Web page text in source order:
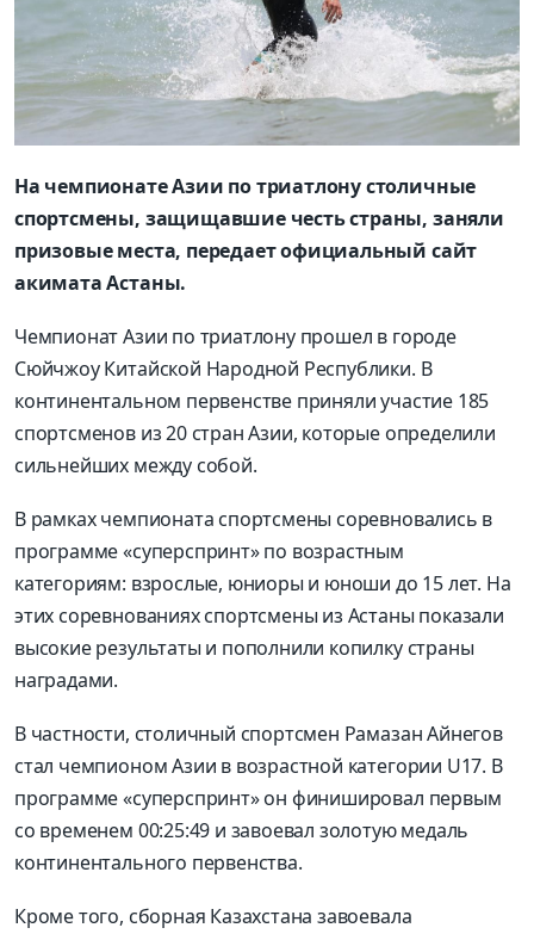
На чемпионате Азии по триатлону столичные
спортсмены, защищавшие честь страны, заняли
призовые места, передает официальный сайт
акимата Астаны.
Чемпионат Азии по триатлону прошел в городе
Сюйчжоу Китайской Народной Республики. В
континентальном первенстве приняли участие 185
спортсменов из 20 стран Азии, которые определили
сильнейших между собой.
В рамках чемпионата спортсмены соревновались в
программе «суперспринт» по возрастным
категориям: взрослые, юниоры и юноши до 15 лет. На
этих соревнованиях спортсмены из Астаны показали
высокие результаты и пополнили копилку страны
наградами.
В частности, столичный спортсмен Рамазан Айнегов
стал чемпионом Азии в возрастной категории U17. В
программе «суперспринт» он финишировал первым
со временем 00:25:49 и завоевал золотую медаль
континентального первенства.
Кроме того, сборная Казахстана завоевала